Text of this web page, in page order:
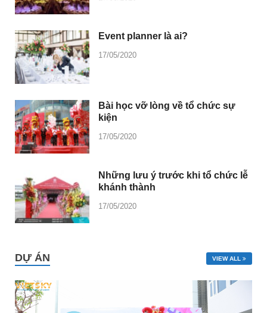
Event planner là ai?
17/05/2020
Bài học vỡ lòng về tổ chức sự
kiện
17/05/2020
Những lưu ý trước khi tổ chức lễ
khánh thành
17/05/2020
DỰ ÁN VIEW ALL